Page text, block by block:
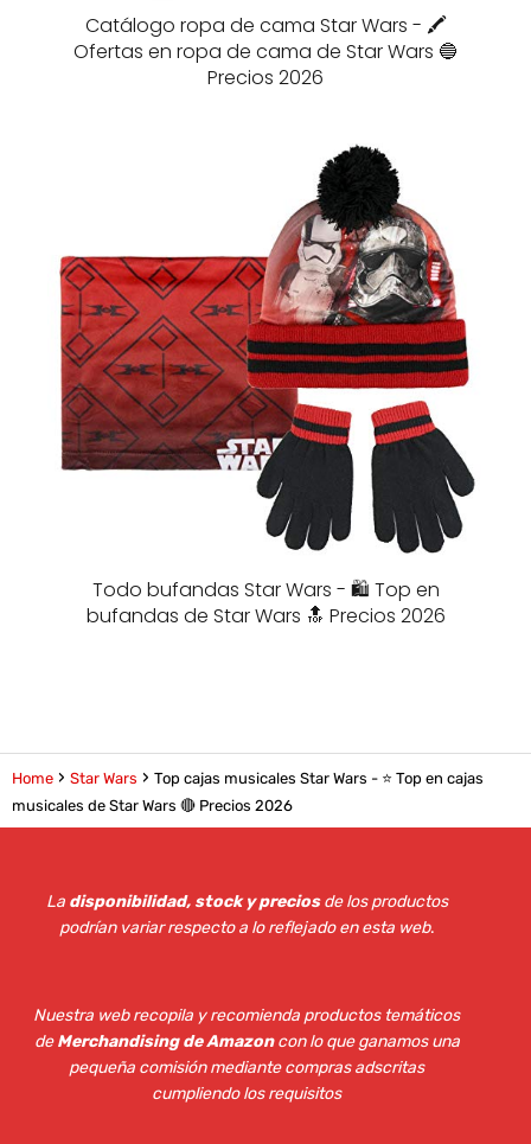
Catálogo ropa de cama Star Wars - 🖍️
Ofertas en ropa de cama de Star Wars 🔵
Precios 2026
Todo bufandas Star Wars - 🛍️ Top en
bufandas de Star Wars 🔝 Precios 2026
Home Star Wars
Top cajas musicales Star Wars - ⭐️ Top en cajas
musicales de Star Wars 🔴 Precios 2026
La disponibilidad, stock y preciosde los productos
podrían variar respecto a lo reflejado en esta web.
Nuestra web recopila y recomienda productos temáticos
deMerchandising de Amazoncon lo que ganamos una
pequeña comisión mediante compras adscritas
cumpliendo los requisitos